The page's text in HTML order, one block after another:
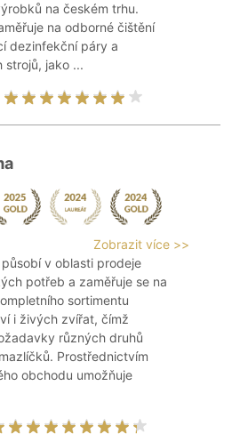
na českém trhu.
na odborné čištění
dezinfekční páry a
strojů, jako ...
Zobrazit více >>
v oblasti prodeje
potřeb a zaměřuje se na
sortimentu
i živých zvířat, čímž
různých druhů
Prostřednictvím
obchodu umožňuje